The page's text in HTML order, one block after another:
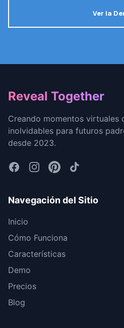
Ver la
Footer
Reveal Together
Creando momentos virtuales
inolvidables para futuros
desde 2023.
Navegación del Sitio
Inicio
Cómo Funciona
Características
Demo
Precios
Blog